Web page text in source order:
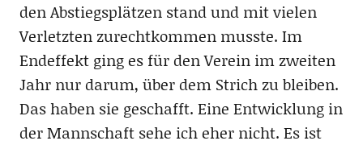
den Abstiegsplätzen stand und mit vielen
Verletzten zurechtkommen musste. Im
Endeffekt ging es für den Verein im zweiten
Jahr nur darum, über dem Strich zu bleiben.
Das haben sie geschafft. Eine Entwicklung in
der Mannschaft sehe ich eher nicht. Es ist